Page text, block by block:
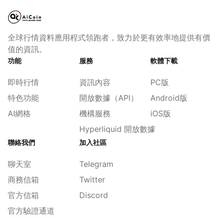
全球行情資料應用程式領跑者，致力於更有效率地提供有價
值的資訊。
功能
即時行情
特色功能
AI網格
服務
資訊內容
開放數據（API）
機構服務
Hyperliquid 開放數據
軟體下載
PC版
Android版
iOS版
聯絡我們
聊天室
商務信箱
官方信箱
官方驗證通道
加入社區
Telegram
Twitter
Discord